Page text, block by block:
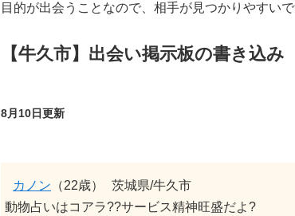
目的が出会うことなので、相手が見つかりやすいで
【牛久市】出会い掲示板の書き込み
8月10日更新
カノン （22歳）
茨城県/牛久市
動物占いはコアラ??サービス精神旺盛だよ?